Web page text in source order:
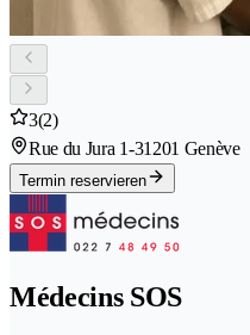
3(2)
Rue du Jura 1-31201 Genève
Termin reservieren
Médecins SOS